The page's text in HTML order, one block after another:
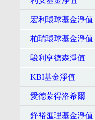
宏利環球基金淨值
柏瑞環球基金淨值
駿利亨德森淨值
KBI基金淨值
愛德蒙得洛希爾
鋒裕匯理基金淨值